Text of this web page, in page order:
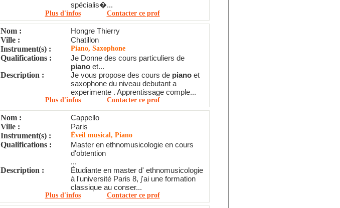
spécialis�...
Plus d'infos Contacter ce prof
Nom :
Hongre Thierry
Ville :
Chatillon
Instrument(s) :
Piano, Saxophone
Qualifications :
Je Donne des cours particuliers de
piano et...
Description :
Je vous propose des cours de piano et
saxophone du niveau debutant a
experimente . Apprentissage comple...
Plus d'infos Contacter ce prof
Nom :
Cappello
Ville :
Paris
Instrument(s) :
Éveil musical, Piano
Qualifications :
Master en ethnomusicologie en cours
d'obtention
...
Description :
Étudiante en master d' ethnomusicologie
à l'université Paris 8, j'ai une formation
classique au conser...
Plus d'infos Contacter ce prof